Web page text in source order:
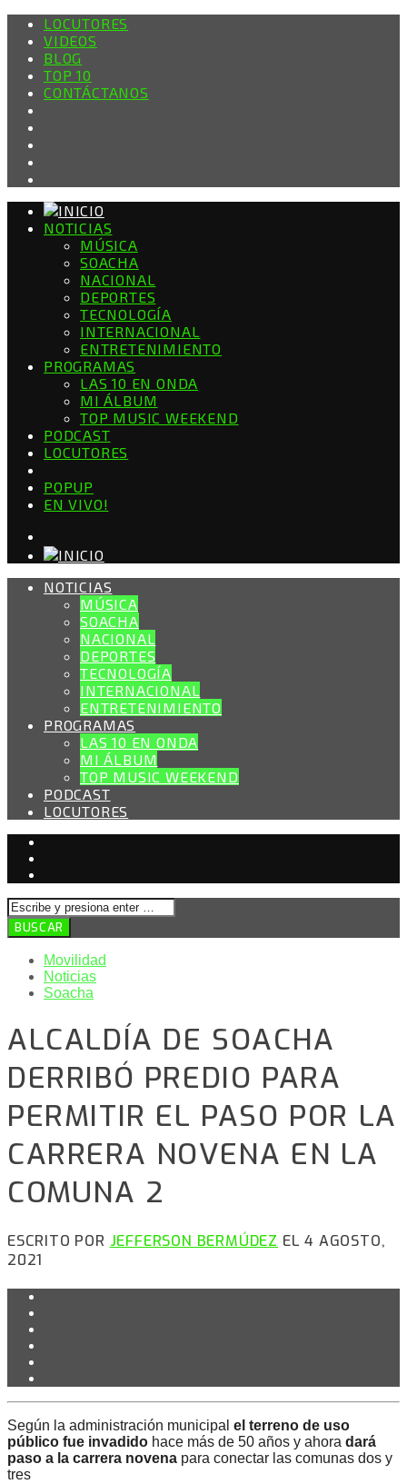
LOCUTORES
VIDEOS
BLOG
TOP 10
CONTÁCTANOS
NOTICIAS
MÚSICA
SOACHA
NACIONAL
DEPORTES
TECNOLOGÍA
INTERNACIONAL
ENTRETENIMIENTO
PROGRAMAS
LAS 10 EN ONDA
MI ÁLBUM
TOP MUSIC WEEKEND
PODCAST
LOCUTORES
POPUP
EN VIVO!
NOTICIAS
MÚSICA
SOACHA
NACIONAL
DEPORTES
TECNOLOGÍA
INTERNACIONAL
ENTRETENIMIENTO
PROGRAMAS
LAS 10 EN ONDA
MI ÁLBUM
TOP MUSIC WEEKEND
PODCAST
LOCUTORES
Movilidad
Noticias
Soacha
ALCALDÍA DE SOACHA
DERRIBÓ PREDIO PARA
PERMITIR EL PASO POR LA
CARRERA NOVENA EN LA
COMUNA 2
ESCRITO POR JEFFERSON BERMÚDEZ EL 4 AGOSTO,
2021
Según la administración municipal el terreno de uso
público fue invadido hace más de 50 años y ahora dará
paso a la carrera novena para conectar las comunas dos y
tres